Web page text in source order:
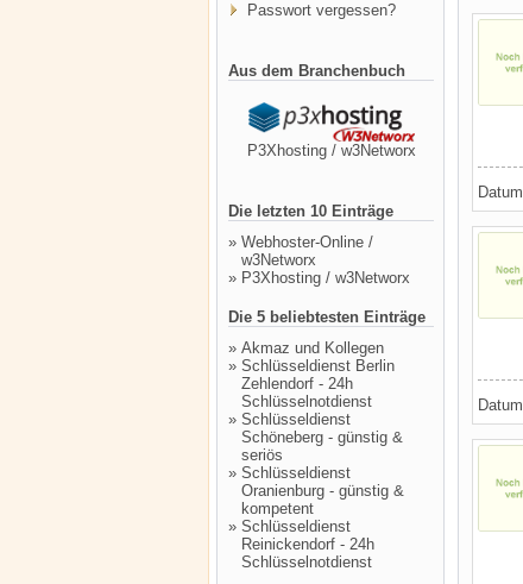
Passwort vergessen?
Aus dem Branchenbuch
P3Xhosting / w3Networx
Die letzten 10 Einträge
» Webhoster-Online /
w3Networx
» P3Xhosting / w3Networx
Die 5 beliebtesten Einträge
» Akmaz und Kollegen
» Schlüsseldienst Berlin
Zehlendorf - 24h
Schlüsselnotdienst
» Schlüsseldienst
Schöneberg - günstig &
seriös
» Schlüsseldienst
Oranienburg - günstig &
kompetent
» Schlüsseldienst
Reinickendorf - 24h
Schlüsselnotdienst